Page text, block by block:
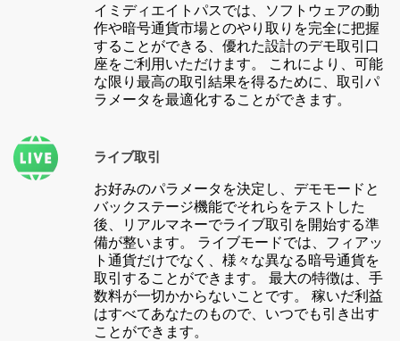
イミディエイトパスでは、ソフトウェアの動
作や暗号通貨市場とのやり取りを完全に把握
することができる、優れた設計のデモ取引口
座をご利用いただけます。 これにより、可能
な限り最高の取引結果を得るために、取引パ
ラメータを最適化することができます。
ライブ取引
お好みのパラメータを決定し、デモモードと
バックステージ機能でそれらをテストした
後、リアルマネーでライブ取引を開始する準
備が整います。 ライブモードでは、フィアッ
ト通貨だけでなく、様々な異なる暗号通貨を
取引することができます。 最大の特徴は、手
数料が一切かからないことです。 稼いだ利益
はすべてあなたのもので、いつでも引き出す
ことができます。